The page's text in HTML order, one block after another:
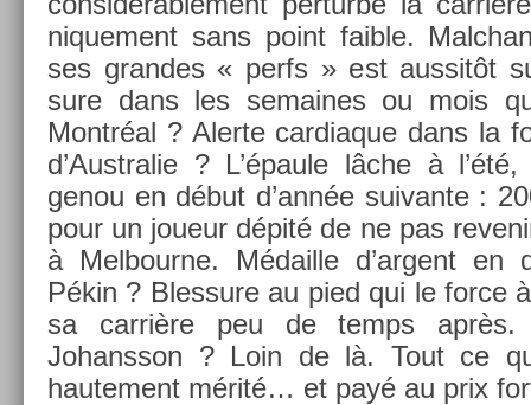
nique­ment sans point faib­le.
ses gran­des « perfs » est aus­sitôt
sure dans les semaines ou mois
Montréal ? Al­er­te car­diaque dans la
d’Australie ? L’épaule lâche à
genou en début d’année suivan­te :
pour un joueur dépité de ne pas
à Mel­bour­ne. Médail­le d’ar­gent en
Pékin ? Bles­sure au pied qui le force
sa carrière peu de temps après.
Johansson ? Loin de là. Tout ce
haute­ment mérité… et payé au prix